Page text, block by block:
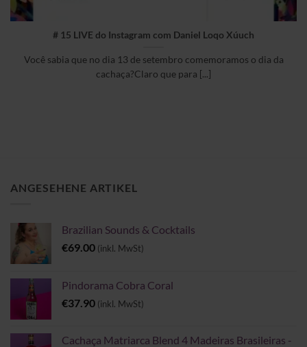
# 15 LIVE do Instagram com Daniel Loqo Xúuch
Você sabia que no dia 13 de setembro comemoramos o dia da
cachaça?Claro que para [...]
ANGESEHENE ARTIKEL
Brazilian Sounds & Cocktails
€69.00 (inkl. MwSt)
Pindorama Cobra Coral
€37.90 (inkl. MwSt)
Cachaça Matriarca Blend 4 Madeiras Brasileiras -